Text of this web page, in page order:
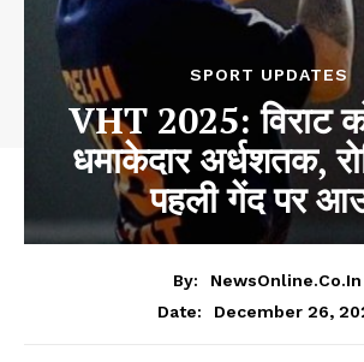
SPORT UPDATES
VHT 2025: विराट
धमाकेदार अर्धशतक,
पहली गेंद पर
By:
NewsOnline.co.in
Date:
December 26,